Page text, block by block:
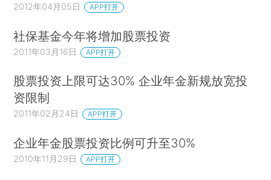
2012年04月05日 APP打开
社保基金今年将增加股票投资
2011年03月16日 APP打开
股票投资上限可达30% 企业年金新规放宽投
资限制
2011年02月24日 APP打开
企业年金股票投资比例可升至30%
2010年11月29日 APP打开